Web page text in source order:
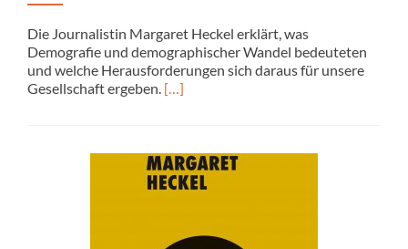
Die Journalistin Margaret Heckel erklärt, was
Demografie und demographischer Wandel bedeuteten
und welche Herausforderungen sich daraus für unsere
Gesellschaft ergeben. […]